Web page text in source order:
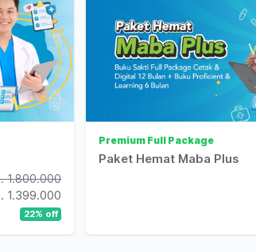
1.800.000
1.399.000
22% off
Premium Full Package
Paket Hemat Maba Plus